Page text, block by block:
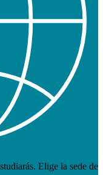
Elige la sede de